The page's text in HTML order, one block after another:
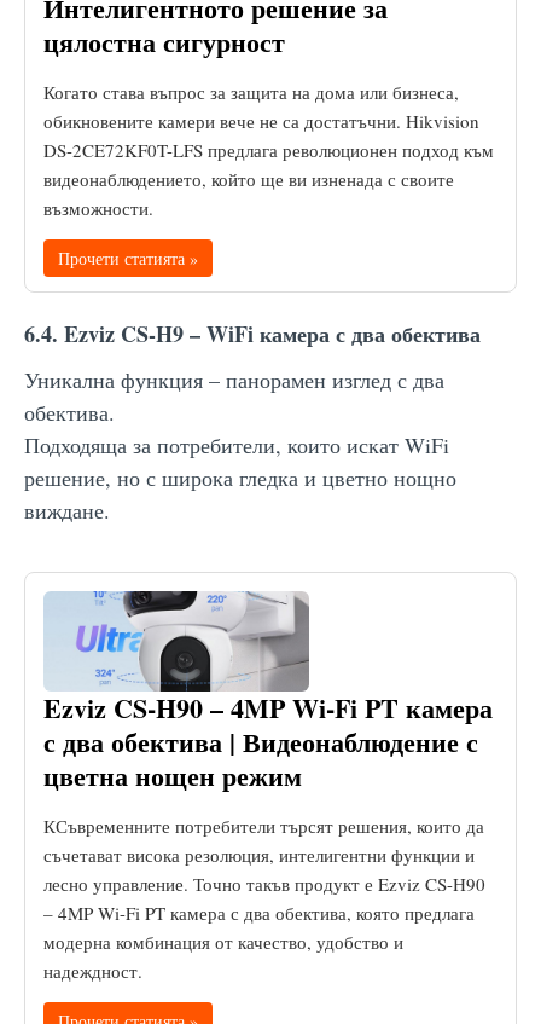
цялостна сигурност
Когато става въпрос за защита на дома или бизнеса,
обикновените камери вече не са достатъчни. Hikvision
DS-2CE72KF0T-LFS предлага революционен подход към
видеонаблюдението, който ще ви изненада с своите
възможности.
Прочети статията »
6.4. Ezviz CS-H9 – WiFi камера с два обектива
Уникална функция – панорамен изглед с два
обектива.
Подходяща за потребители, които искат WiFi
решение, но с широка гледка и цветно нощно
виждане.
Ezviz CS-H90 – 4MP Wi-Fi PT камера
с два обектива | Видеонаблюдение с
цветна нощен режим
КСъвременните потребители търсят решения, които да
съчетават висока резолюция, интелигентни функции и
лесно управление. Точно такъв продукт е Ezviz CS-H90
– 4MP Wi-Fi PT камера с два обектива, която предлага
модерна комбинация от качество, удобство и
надеждност.